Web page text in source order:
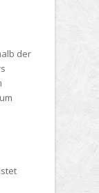
der